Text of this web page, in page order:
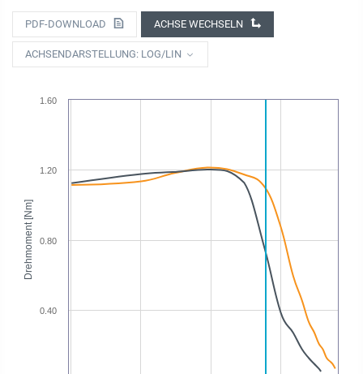
PDF-DOWNLOAD ACHSE WECHSELN
ACHSENDARSTELLUNG: LOG/LIN
Drehmoment [Nm]
0.40
0.80
1.20
1.60